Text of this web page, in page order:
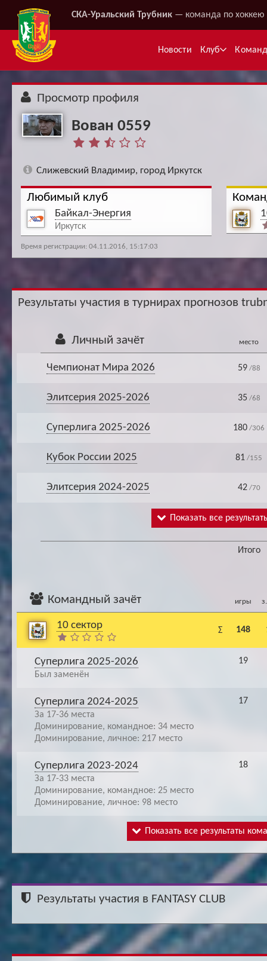
СКА-Уральский Трубник — команда по хоккею
Новости Клуб
Просмотр профиля
Вован 0559
Слижевский Владимир, город Иркутск
Любимый клуб
Байкал-Энергия
Иркутск
Время регистрации: 04.11.2016, 15:17:03
Результаты участия в турнирах прогнозов
Личный зачёт место
Чемпионат Мира 2026 59/88
Элитсерия 2025-2026 35 /68
Суперлига 2025-2026 180 /306
Кубок России 2025 81 /155
Элитсерия 2024-2025 42/70
Показать все
Итого
Командный зачёт игры
10 сектор Σ 148
Суперлига 2025-2026
Был заменён
19
Суперлига 2024-2025
За 17-36 места
Доминирование, командное: 34 место
Доминирование, личное: 217 место
17
Суперлига 2023-2024
За 17-33 места
Доминирование, командное: 25 место
Доминирование, личное: 98 место
18
Показать все результаты
Результаты участия в FANTASY CLUB